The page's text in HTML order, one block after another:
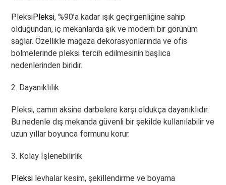
PleksiPleksi, %90’a kadar ışık geçirgenliğine sahip
olduğundan, iç mekanlarda şık ve modern bir görünüm
sağlar. Özellikle mağaza dekorasyonlarında ve ofis
bölmelerinde pleksi tercih edilmesinin başlıca
nedenlerinden biridir.
2. Dayanıklılık
Pleksi, camın aksine darbelere karşı oldukça dayanıklıdır.
Bu nedenle dış mekanda güvenli bir şekilde kullanılabilir ve
uzun yıllar boyunca formunu korur.
3. Kolay İşlenebilirlik
Pleksi levhalar kesim, şekillendirme ve boyama